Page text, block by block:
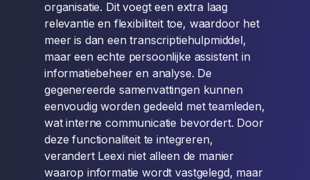
organisatie. Dit voegt een extra laag
relevantie en flexibiliteit toe, waardoor het
meer is dan een transcriptiehulpmiddel,
maar een echte persoonlijke assistent in
informatiebeheer en analyse. De
gegenereerde samenvattingen kunnen
eenvoudig worden gedeeld met teamleden,
wat interne communicatie bevordert. Door
deze functionaliteit te integreren,
verandert Leexi niet alleen de manier
waarop informatie wordt vastgelegd, maar